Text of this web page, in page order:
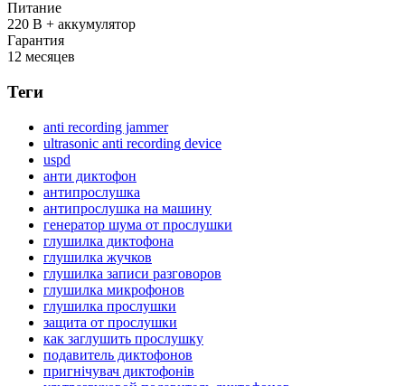
Питание
220 В + аккумулятор
Гарантия
12 месяцев
Теги
anti recording jammer
ultrasonic anti recording device
uspd
анти диктофон
антипрослушка
антипрослушка на машину
генератор шума от прослушки
глушилка диктофона
глушилка жучков
глушилка записи разговоров
глушилка микрофонов
глушилка прослушки
защита от прослушки
как заглушить прослушку
подавитель диктофонов
пригнічувач диктофонів